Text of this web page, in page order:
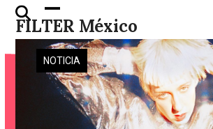
Skip
content
FILTER México
Open
mobile
menu
Close
mobile
menu
NOTICIA